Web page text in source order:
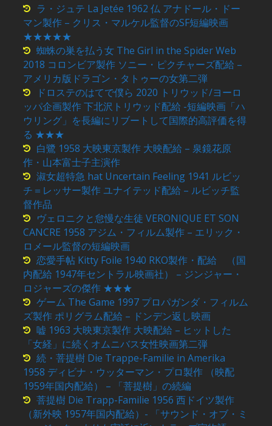
ラ・ジュテ La Jetée 1962 仏 アナドール・ドー
マン製作 – クリス・マルケル監督のSF短編映画
★★★★★
蜘蛛の巣を払う女 The Girl in the Spider Web
2018 コロンビア製作 ソニー・ピクチャーズ配給 –
アメリカ版ドラゴン・タトゥーの女第二弾
ドロステのはてで僕ら 2020 トリウッド/ヨーロ
ッパ企画製作 下北沢トリウッド配給 -短編映画「ハ
ウリング」を長編にリブートして国際的高評価を得
る ★★★
白鷺 1958 大映東京製作 大映配給 – 泉鏡花原
作・山本富士子主演作
淑女超特急 hat Uncertain Feeling 1941 ルビッ
チ＝レッサー製作 ユナイテッド配給 – ルビッチ監
督作品
ヴェロニクと怠慢な生徒 VERONIQUE ET SON
CANCRE 1958 アジム・フィルム製作 – エリック・
ロメール監督の短編映画
恋愛手帖 Kitty Foile 1940 RKO製作・配給 （国
内配給 1947年セントラル映画社） – ジンジャー・
ロジャーズの傑作 ★★★
ゲーム The Game 1997 プロパガンダ・フィルム
ズ製作 ポリグラム配給 – ドンデン返し映画
嘘 1963 大映東京製作 大映配給 – ヒットした
「女経」に続くオムニバス女性映画第二弾
続・菩提樹 Die Trappe-Familie in Amerika
1958 ディビナ・ウッターマン・プロ製作 （映配
1959年国内配給） – 「菩提樹」の続編
菩提樹 Die Trapp-Familie 1956 西ドイツ製作
（新外映 1957年国内配給）- 「サウンド・オブ・ミ